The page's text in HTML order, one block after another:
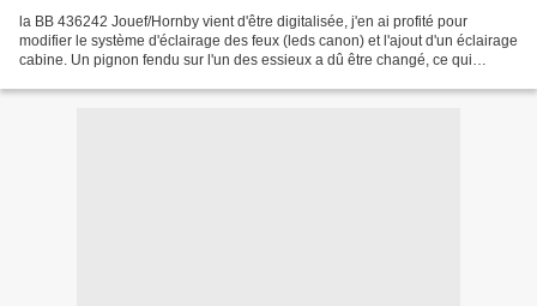
la BB 436242 Jouef/Hornby vient d'être digitalisée, j'en ai profité pour
modifier le système d'éclairage des feux (leds canon) et l'ajout d'un éclairage
cabine. Un pignon fendu sur l'un des essieux a dû être changé, ce qui